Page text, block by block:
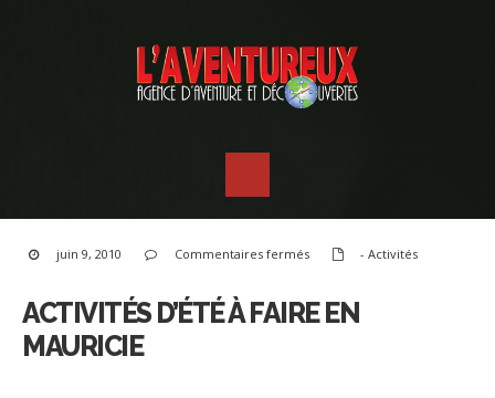
juin 9, 2010 Commentaires ferméssur
Activités
faire
en
Mauricie
- Activités
ACTIVITÉS D’ÉTÉ À FAIRE EN
MAURICIE